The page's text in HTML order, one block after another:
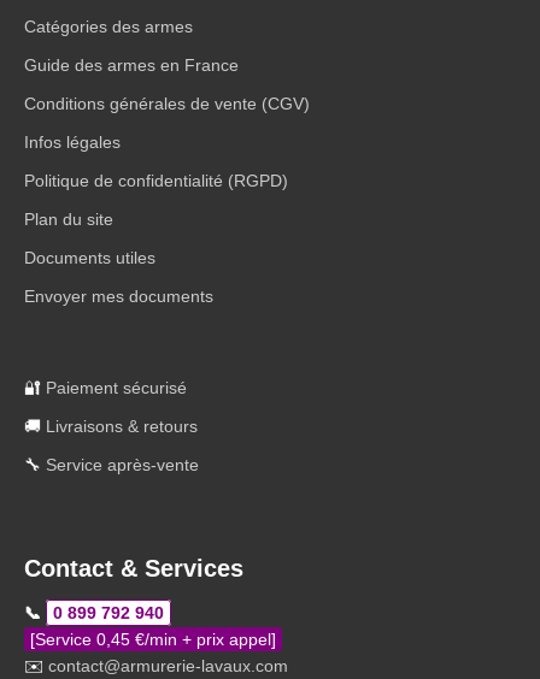
Catégories des armes
Guide des armes en France
Conditions générales de vente (CGV)
Infos légales
Politique de confidentialité (RGPD)
Plan du site
Documents utiles
Envoyer mes documents
🔐 Paiement sécurisé
🚚 Livraisons & retours
🔧 Service après-vente
Contact & Services
📞
0 899 792 940
[Service 0,45 €/min + prix appel]
✉️ contact@armurerie-lavaux.com